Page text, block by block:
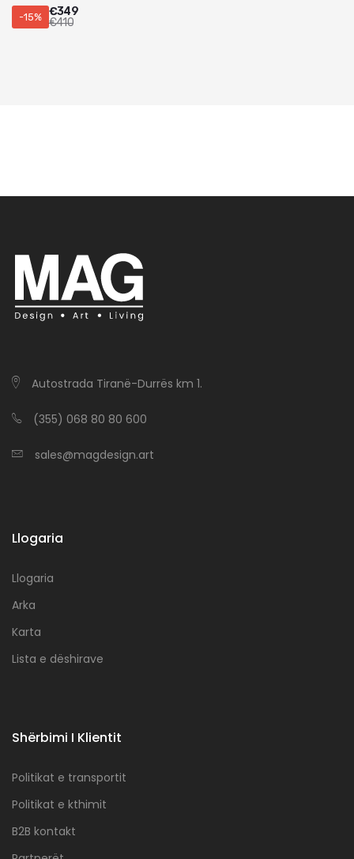
-15% €349
€410
Autostrada Tiranë-Durrës km 1.
(355) 068 80 80 600
sales@magdesign.art
Llogaria
Llogaria
Arka
Karta
Lista e dëshirave
Shërbimi I Klientit
Politikat e transportit
Politikat e kthimit
B2B kontakt